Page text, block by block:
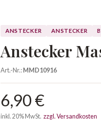
ANSTECKER ANSTECKER
Anstecker
Art.-Nr.:MMD10916
6,90 €
inkl. 20% MwSt. zzgl. Versandkosten